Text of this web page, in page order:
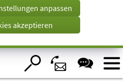
anpassen
akzeptieren